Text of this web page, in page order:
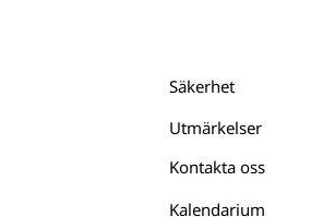
Säkerhet
Utmärkelser
Kontakta oss
Kalendarium